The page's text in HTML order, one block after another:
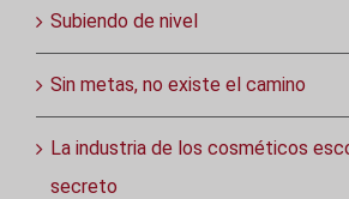
Subiendo de nivel
Sin metas, no existe el camino
La industria de los cosméticos
secreto